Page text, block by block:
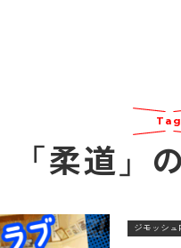
Tag
「柔道」
ジモッシュ